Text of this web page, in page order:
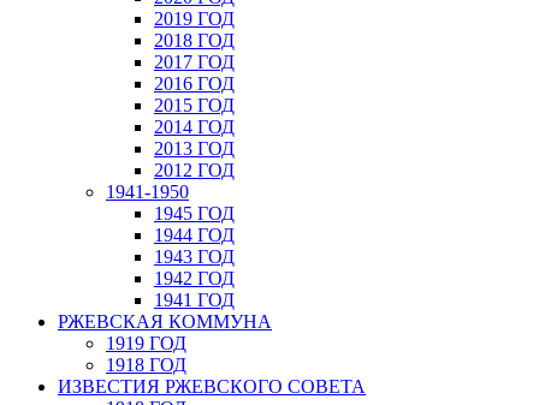
2019 ГОД
2018 ГОД
2017 ГОД
2016 ГОД
2015 ГОД
2014 ГОД
2013 ГОД
2012 ГОД
1941-1950
1945 ГОД
1944 ГОД
1943 ГОД
1942 ГОД
1941 ГОД
РЖЕВСКАЯ КОММУНА
1919 ГОД
1918 ГОД
ИЗВЕСТИЯ РЖЕВСКОГО СОВЕТА